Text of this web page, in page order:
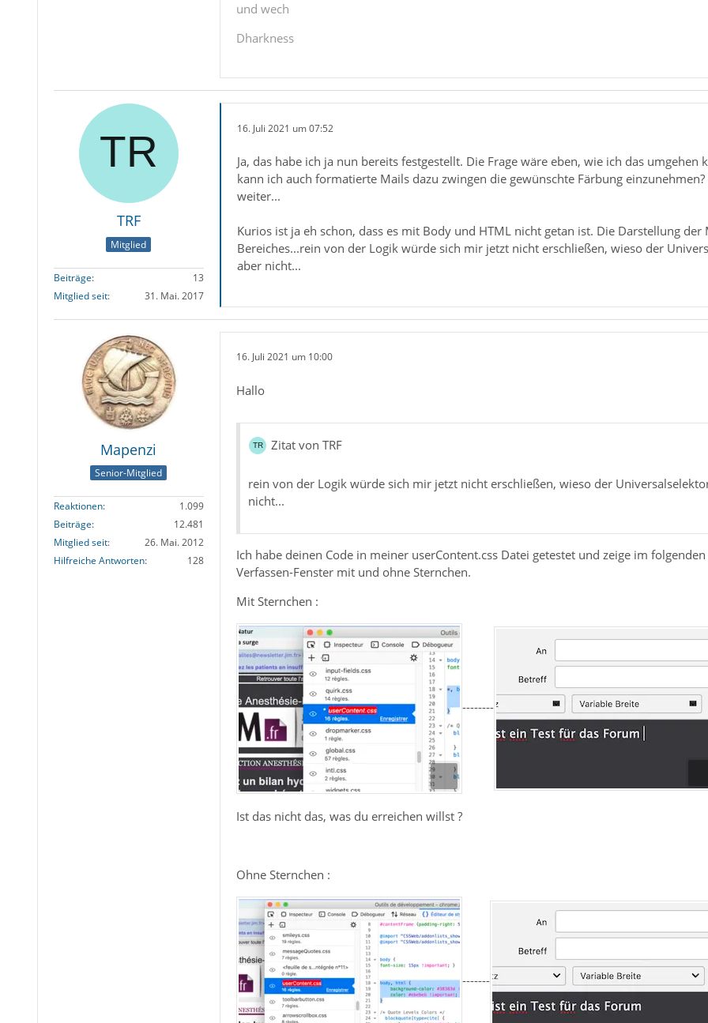
und wech
Dharkness
TRF
Mitglied
Beiträge
13
Mitglied seit
31. Mai. 2017
16. Juli 2021 um 07:52
Ja, das habe ich ja nun bereits festgestellt. Die Frage wäre eben, wie ich das
kann ich auch formatierte Mails dazu zwingen die gewünschte Färbung
weiter...
Kurios ist ja eh schon, dass es mit Body und HTML nicht getan ist. Die Darstellung
Bereiches...rein von der Logik würde sich mir jetzt nicht erschließen, wieso der
aber nicht...
Mapenzi
Senior-Mitglied
Reaktionen
1.099
Beiträge
12.481
Mitglied seit
26. Mai. 2012
Hilfreiche Antworten
128
16. Juli 2021 um 10:00
Hallo
Zitat von TRF
rein von der Logik würde sich mir jetzt nicht erschließen, wieso der
nicht...
Ich habe deinen Code in meiner userContent.css Datei getestet und zeige im
Verfassen-Fenster mit und ohne Sternchen.
Mit Sternchen :
--------
Ist das nicht das, was du erreichen willst ?
Ohne Sternchen :
-------